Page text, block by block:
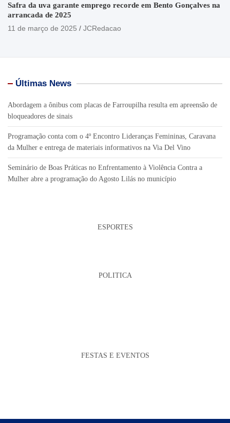
Safra da uva garante emprego recorde em Bento Gonçalves na
arrancada de 2025
11 de março de 2025
JCRedacao
Últimas News
Abordagem a ônibus com placas de Farroupilha resulta em apreensão de
bloqueadores de sinais
Programação conta com o 4º Encontro Lideranças Femininas, Caravana
da Mulher e entrega de materiais informativos na Via Del Vino
Seminário de Boas Práticas no Enfrentamento à Violência Contra a
Mulher abre a programação do Agosto Lilás no município
ESPORTES
POLITICA
FESTAS E EVENTOS